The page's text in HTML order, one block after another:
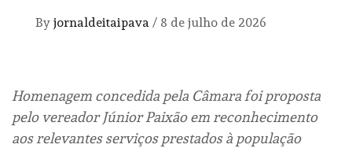
By jornaldeitaipava / 8 de julho de 2026
Homenagem concedida pela Câmara foi proposta
pelo vereador Júnior Paixão em reconhecimento
aos relevantes serviços prestados à população